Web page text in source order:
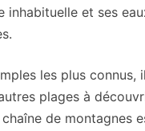
inhabituelle et ses
les plus connus,
plages à
de montagnes